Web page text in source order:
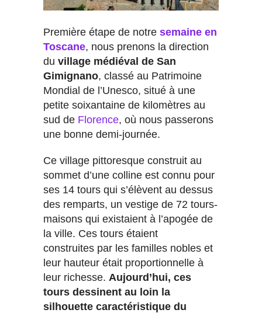
Première étape de notre semaine en
Toscane, nous prenons la direction
du village médiéval de San
Gimignano, classé au Patrimoine
Mondial de l’Unesco, situé à une
petite soixantaine de kilomètres au
sud de Florence, où nous passerons
une bonne demi-journée.
Ce village pittoresque construit au
sommet d’une colline est connu pour
ses 14 tours qui s’élèvent au dessus
des remparts, un vestige de 72 tours-
maisons qui existaient à l’apogée de
la ville. Ces tours étaient
construites par les familles nobles et
leur hauteur était proportionnelle à
leur richesse. Aujourd’hui, ces
tours dessinent au loin la
silhouette caractéristique du